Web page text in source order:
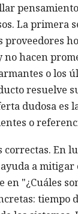
La primera
proveedores
hacen
o los
resuelve
dudosa es
o
En
a
en "¿Cuáles
tiempo